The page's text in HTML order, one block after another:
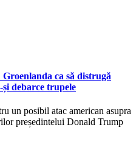
ca să distrugă
debarce trupele
un posibil atac american asupra
președintelui Donald Trump